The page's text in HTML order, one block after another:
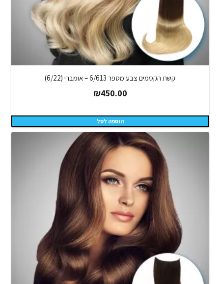
קשת הקסמים צבע מספר 6/613 – אומברי (6/22)
₪450.00
הוספה לסל